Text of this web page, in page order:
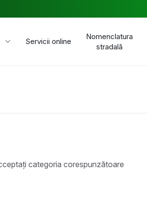
Servicii online
Nomenclatura
stradală